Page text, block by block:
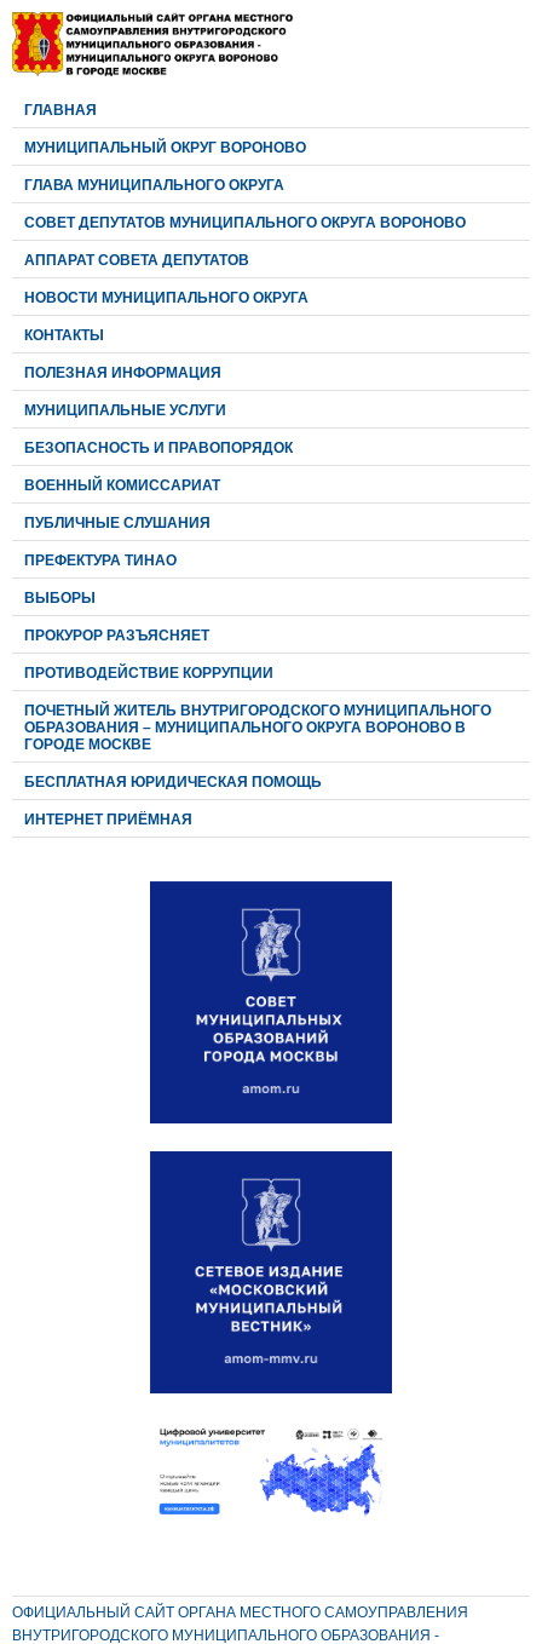
ГЛАВНАЯ
МУНИЦИПАЛЬНЫЙ ОКРУГ ВОРОНОВО
ГЛАВА МУНИЦИПАЛЬНОГО ОКРУГА
CОВЕТ ДЕПУТАТОВ МУНИЦИПАЛЬНОГО ОКРУГА ВОРОНОВО
АППАРАТ СОВЕТА ДЕПУТАТОВ
НОВОСТИ МУНИЦИПАЛЬНОГО ОКРУГА
КОНТАКТЫ
ПОЛЕЗНАЯ ИНФОРМАЦИЯ
МУНИЦИПАЛЬНЫЕ УСЛУГИ
БЕЗОПАСНОСТЬ И ПРАВОПОРЯДОК
ВОЕННЫЙ КОМИССАРИАТ
ПУБЛИЧНЫЕ СЛУШАНИЯ
ПРЕФЕКТУРА ТИНАО
ВЫБОРЫ
ПРОКУРОР РАЗЪЯСНЯЕТ
ПРОТИВОДЕЙСТВИЕ КОРРУПЦИИ
ПОЧЕТНЫЙ ЖИТЕЛЬ ВНУТРИГОРОДСКОГО МУНИЦИПАЛЬНОГО
ОБРАЗОВАНИЯ – МУНИЦИПАЛЬНОГО ОКРУГА ВОРОНОВО В
ГОРОДЕ МОСКВЕ
БЕСПЛАТНАЯ ЮРИДИЧЕСКАЯ ПОМОЩЬ
ИНТЕРНЕТ ПРИЁМНАЯ
ОФИЦИАЛЬНЫЙ САЙТ ОРГАНА МЕСТНОГО САМОУПРАВЛЕНИЯ
ВНУТРИГОРОДСКОГО МУНИЦИПАЛЬНОГО ОБРАЗОВАНИЯ -